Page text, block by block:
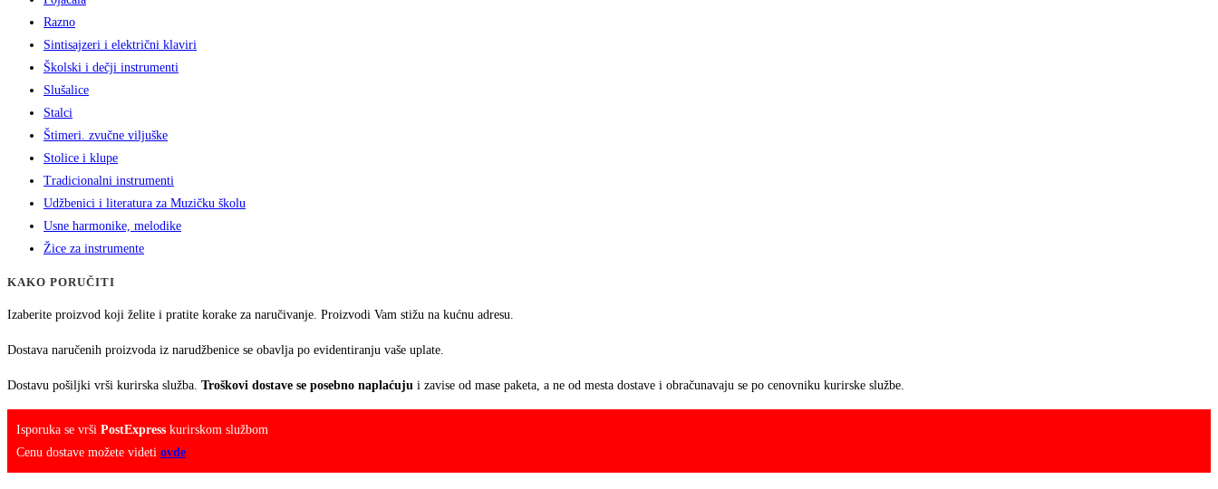
Razno
Sintisajzeri i električni klaviri
Školski i dečji instrumenti
Slušalice
Stalci
Štimeri. zvučne viljuške
Stolice i klupe
Tradicionalni instrumenti
Udžbenici i literatura za Muzičku školu
Usne harmonike, melodike
Žice za instrumente
KAKO PORUČITI
Izaberite proizvod koji želite i pratite korake za naručivanje. Proizvodi Vam stižu na kućnu adresu.
Dostava naručenih proizvoda iz narudžbenice se obavlja po evidentiranju vaše uplate.
Dostavu pošiljki vrši kurirska služba. Troškovi dostave se posebno naplaćuju i zavise od mase paketa, a ne od mesta dostave i obračunavaju se po cenovniku kurirske službe.
Isporuka se vrši PostExpress kurirskom službom
Cenu dostave možete videti ovde